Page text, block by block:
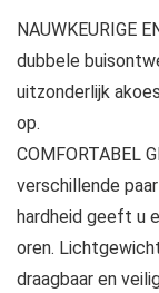
NAUWKEURIGE
dubbele
uitzonderlijk
op.
COMFORTABEL
verschillende
hardheid geeft u
oren.
draagbaar en